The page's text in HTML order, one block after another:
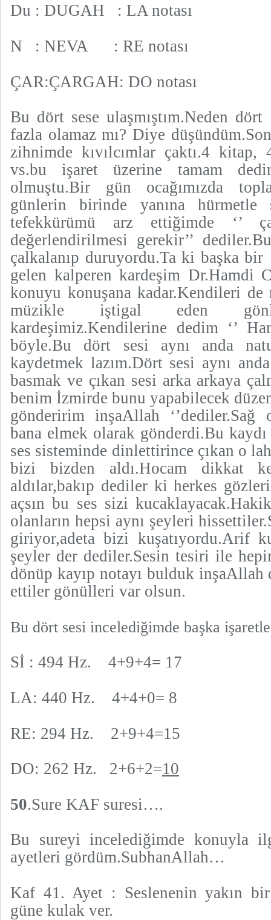
Du : DUGAH : LA notası
N : NEVA : RE notası
ÇAR:ÇARGAH: DO notası
Bu dört sese ulaşmıştım.Neden
fazla olamaz mı? Diye
zihnimde kıvılcımlar çaktı.4
vs.bu işaret üzerine tamam
olmuştu.Bir gün ocağımızda
günlerin birinde yanına hürmetle
tefekkürümü arz ettiğimde ‘’
değerlendirilmesi gerekir’’
çalkalanıp duruyordu.Ta ki başka
gelen kalperen kardeşim Dr.Hamdi
konuyu konuşana kadar.Kendileri
müzikle iştigal eden
kardeşimiz.Kendilerine dedim ‘’
böyle.Bu dört sesi aynı anda
kaydetmek lazım.Dört sesi aynı
basmak ve çıkan sesi arka arkaya
benim İzmirde bunu yapabilecek
gönderirim inşaAllah ‘’dediler.Sağ
bana elmek olarak gönderdi.Bu kaydı
ses sisteminde dinlettirince çıkan o
bizi bizden aldı.Hocam dikkat
aldılar,bakıp dediler ki herkes
açsın bu ses sizi
olanların hepsi aynı şeyleri
giriyor,adeta bizi kuşatıyordu.Arif
şeyler der dediler.Sesin tesiri ile
dönüp kayıp notayı bulduk
ettiler gönülleri var olsun.
Bu dört sesi incelediğimde başka
Sİ : 494 Hz. 4+9+4= 17
LA: 440 Hz. 4+4+0= 8
RE: 294 Hz. 2+9+4=15
DO: 262 Hz. 2+6+2=10
50.Sure KAF suresi….
Bu sureyi incelediğimde konuyla
ayetleri gördüm.SubhanAllah…
Kaf 41. Ayet : Seslenenin yakın bir
güne kulak ver.